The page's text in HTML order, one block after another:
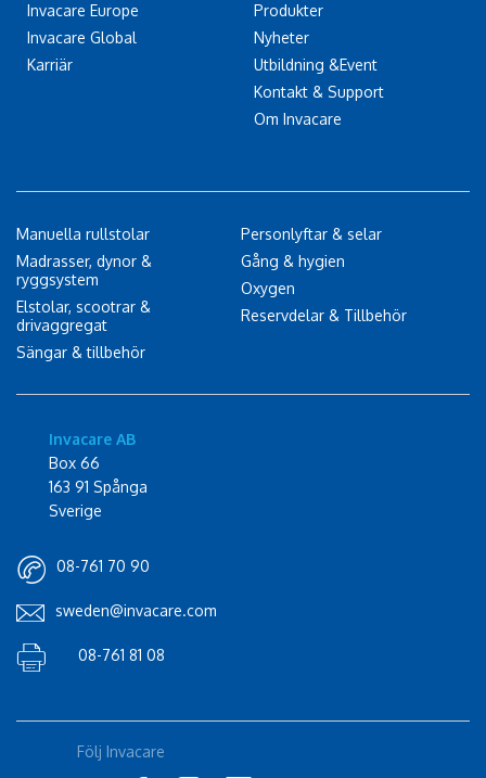
Invacare Europe
Invacare Global
Karriär
Produkter
Nyheter
Utbildning &Event
Kontakt & Support
Om Invacare
Manuella rullstolar
Madrasser, dynor &
ryggsystem
Elstolar, scootrar &
drivaggregat
Sängar & tillbehör
Personlyftar & selar
Gång & hygien
Oxygen
Reservdelar & Tillbehör
Invacare AB
Box 66
163 91 Spånga
Sverige
08-761 70 90
sweden@invacare.com
08-761 81 08
Följ Invacare